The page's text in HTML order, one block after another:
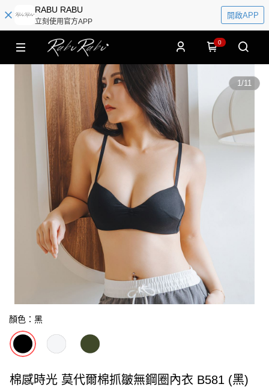
RABU RABU
立刻使用官方APP
開啟APP
0
1/11
顏色：黑
棉感時光 莫代爾棉抓皺無鋼圈內衣 B581 (黑)